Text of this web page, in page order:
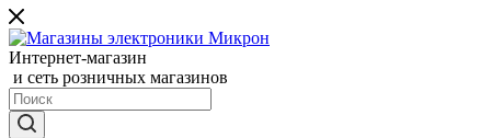
Интернет-магазин
и сеть розничных магазинов